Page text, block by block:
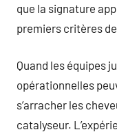
que la signature
premiers critères
Quand les équipes
opérationnelles
s’arracher les
catalyseur.